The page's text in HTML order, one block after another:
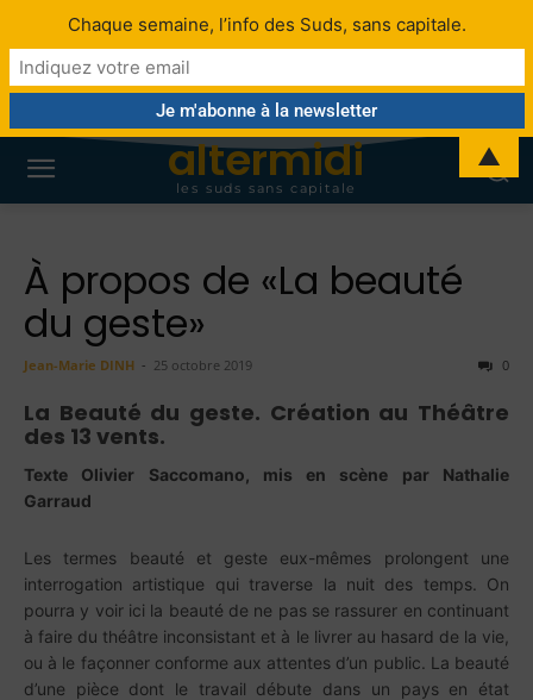
altermidi
les suds sans capitale
À propos de «La beauté
du geste»
Jean-Marie DINH - 25 octobre 2019 0
La Beauté du geste. Création au Théâtre
des 13 vents.
Texte Olivier Saccomano, mis en scène par Nathalie
Garraud
Les termes beauté et geste eux-mêmes prolongent une
interrogation artistique qui traverse la nuit des temps. On
pourra y voir ici la beauté de ne pas se rassurer en continuant
à faire du théâtre inconsistant et à le livrer au hasard de la vie,
ou à le façonner conforme aux attentes d’un public. La beauté
d’une pièce dont le travail débute dans un pays en état
Chaque semaine, l’info des Suds, sans capitale.
▲